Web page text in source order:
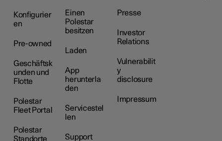
Konfigurier
en
Pre-owned
Geschäftsk
unden und
Flotte
Polestar
Fleet Portal
Polestar
Standorte
Einen
Polestar
besitzen
Laden
App
herunterla
den
Servicestel
len
Support
Presse
Investor
Relations
Vulnerabilit
y
disclosure
Impressum